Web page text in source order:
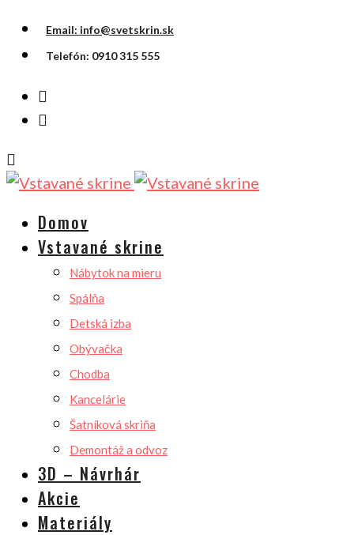
Email: info@svetskrin.sk
Telefón: 0910 315 555
Domov
Vstavané skrine
Nábytok na mieru
Spálňa
Detská izba
Obývačka
Chodba
Kancelárie
Šatníková skriňa
Demontáž a odvoz
3D – Návrhár
Akcie
Materiály